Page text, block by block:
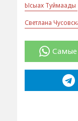
Ысыах Туймаады
Светлана
Самые